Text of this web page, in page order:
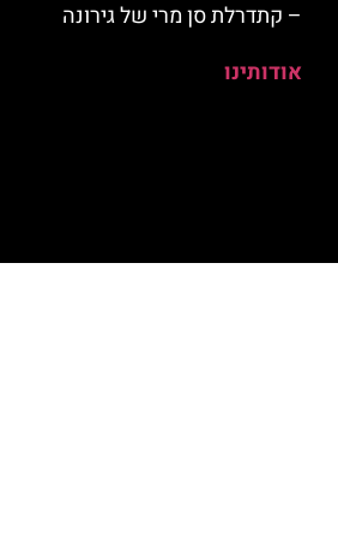
– קתדרלת סן מרי של גירונה
אודותינו